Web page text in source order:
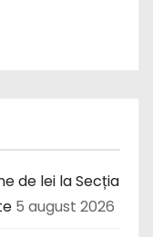
de lei la Secția
5 august 2026